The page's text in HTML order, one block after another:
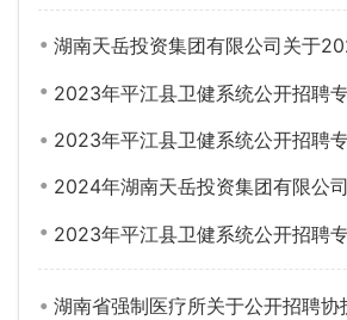
湖南天岳投资集团有限公司关于2024年面向社会公开招聘专业技术人员取消部分未
2023年平江县卫健系统公开招聘专技
2023年平江县卫健系统公开招聘专业技术人员笔试成绩暨入
2024年湖南天岳投资集团有限公司面向社会公开招聘专业技
2023年平江县卫健系统公开招聘专技
湖南省强制医疗所关于公开招聘协